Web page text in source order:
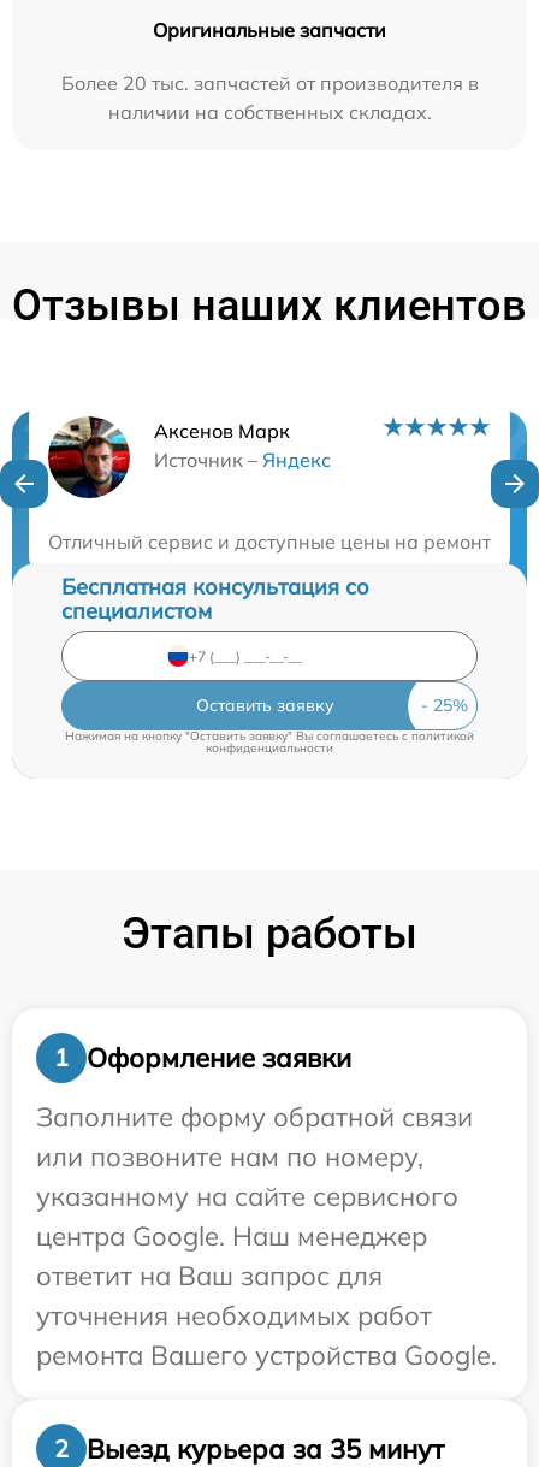
Оригинальные запчасти
Более 20 тыс. запчастей от производителя в
наличии на собственных складах.
Отзывы наших клиентов
Аксенов Марк
Источник – Яндекс
Отличный сервис и доступные цены на ремонт
Нужна консультация?
Бесплатная консультация со
специалистом
Оставить заявку
Нажимая на кнопку "Оставить заявку" Вы соглашаетесь c политикой
конфиденциальности
Этапы работы
1
Оформление заявки
Заполните форму обратной связи
или позвоните нам по номеру,
указанному на сайте сервисного
центра Google. Наш менеджер
ответит на Ваш запрос для
уточнения необходимых работ
ремонта Вашего устройства Google.
2 Выезд курьера за 35 минут